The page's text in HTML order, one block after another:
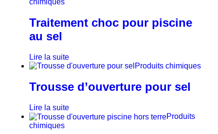
Traitement choc pour piscine
au sel
Lire la suite
Produits chimiques
Trousse d’ouverture pour sel
Lire la suite
Produits
chimiques